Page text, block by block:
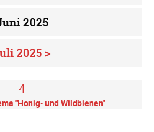
2025
2025 >
4
"Honig- und Wildbienen"